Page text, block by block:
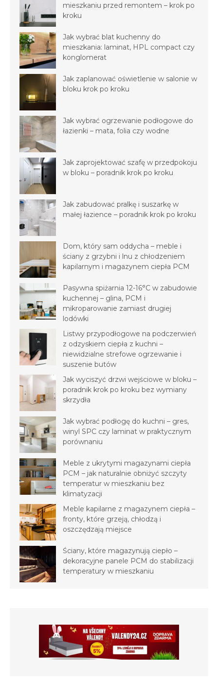
mieszkaniu przed remontem – krok po
kroku
Jak wybrać blat kuchenny do
mieszkania: laminat, HPL compact czy
konglomerat
Jak zaplanować oświetlenie w salonie w
bloku krok po kroku
Jak wybrać ogrzewanie podłogowe do
łazienki – mata, folia czy wodne
Jak zaprojektować szafę w przedpokoju
w bloku – poradnik krok po kroku
Jak zabudować pralkę i suszarkę w
małej łazience – poradnik krok po kroku
Dom, który sam oddycha – meble i
ściany z grzybni i lnu z chłodzeniem
kapilarnym i magazynem ciepła PCM
Pasywna spiżarnia 12-16°C w zabudowie
kuchennej – glina, PCM i
mikroparowanie zamiast drugiej
lodówki
Listwy przypodłogowe na podczerwień
z odzyskiem ciepła z kuchni –
niewidzialne strefowe ogrzewanie i
suszenie butów
Jak wyciszyć drzwi wejściowe w bloku –
poradnik krok po kroku bez wymiany
skrzydła
Jak wybrać podłogę do kuchni – gres,
winyl SPC czy laminat w praktycznym
porównaniu
Meble z ukrytymi magazynami ciepła
PCM – jak naturalnie obniżyć szczyty
temperatur w mieszkaniu bez
klimatyzacji
Meble kapilarne z magazynem ciepła –
fronty, które grzeją, chłodzą i
oszczędzają miejsce
Ściany, które magazynują ciepło –
dekoracyjne panele PCM do stabilizacji
temperatury w mieszkaniu